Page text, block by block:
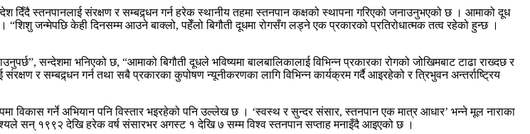
स्तनपानलाई संरक्षण र सम्बद्र्धन गर्न हरेक स्थानीय तहमा स्तनपान कक्षको स्थापना गरिएको जनाउनुभएको छ । आमाको दूध
“शिशु जन्मेपछि केही दिनसम्म आउने बाक्लो, पहेँलो बिगौती दूधमा रोगसँग लड्ने एक प्रकारको प्रतिरोधात्मक तत्व रहेको हुन्छ ।
सन्देशमा भनिएको छ, “आमाको बिगौती दूधले भविष्यमा बालबालिकालाई विभिन्न प्रकारका रोगको जोखिमबाट टाढा राख्दछ र
र सम्बद्र्धन गर्न तथा सबै प्रकारका कुपोषण न्यूनीकरणका लागि विभिन्न कार्यक्रम गर्दै आइरहेको र त्रिभुवन अन्तर्राष्ट्रिय
विकास गर्ने अभियान पनि विस्तार भइरहेको पनि उल्लेख छ । ‘स्वस्थ र सुन्दर संसार, स्तनपान एक मात्र आधार’ भन्ने मूल नाराका
सन् १९९२ देखि हरेक वर्ष संसारभर अगस्ट १ देखि ७ सम्म विश्व स्तनपान सप्ताह मनाइँदै आइएको छ ।